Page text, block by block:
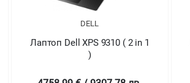
DELL
Лаптоп Dell XPS 9310 ( 2 in 1
)